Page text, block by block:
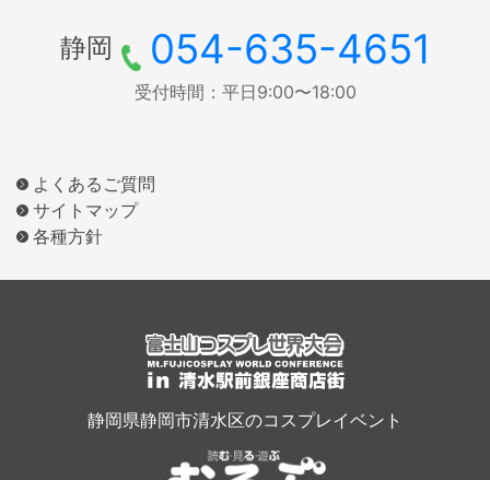
静岡 054-635-4651
受付時間：平日9:00〜18:00
よくあるご質問
サイトマップ
各種方針
静岡県静岡市清水区のコスプレイベント